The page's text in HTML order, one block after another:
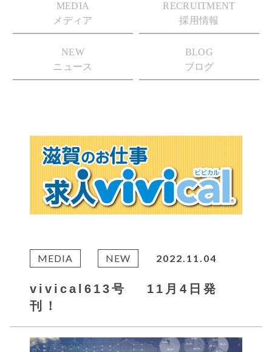
MEDIA
メディア
RECRUITMENT
採用情報
NEW
ニュース
BLOG
ブログ
MEDIA NEW 2022.11.04
vivical613号 11月4日発
刊！